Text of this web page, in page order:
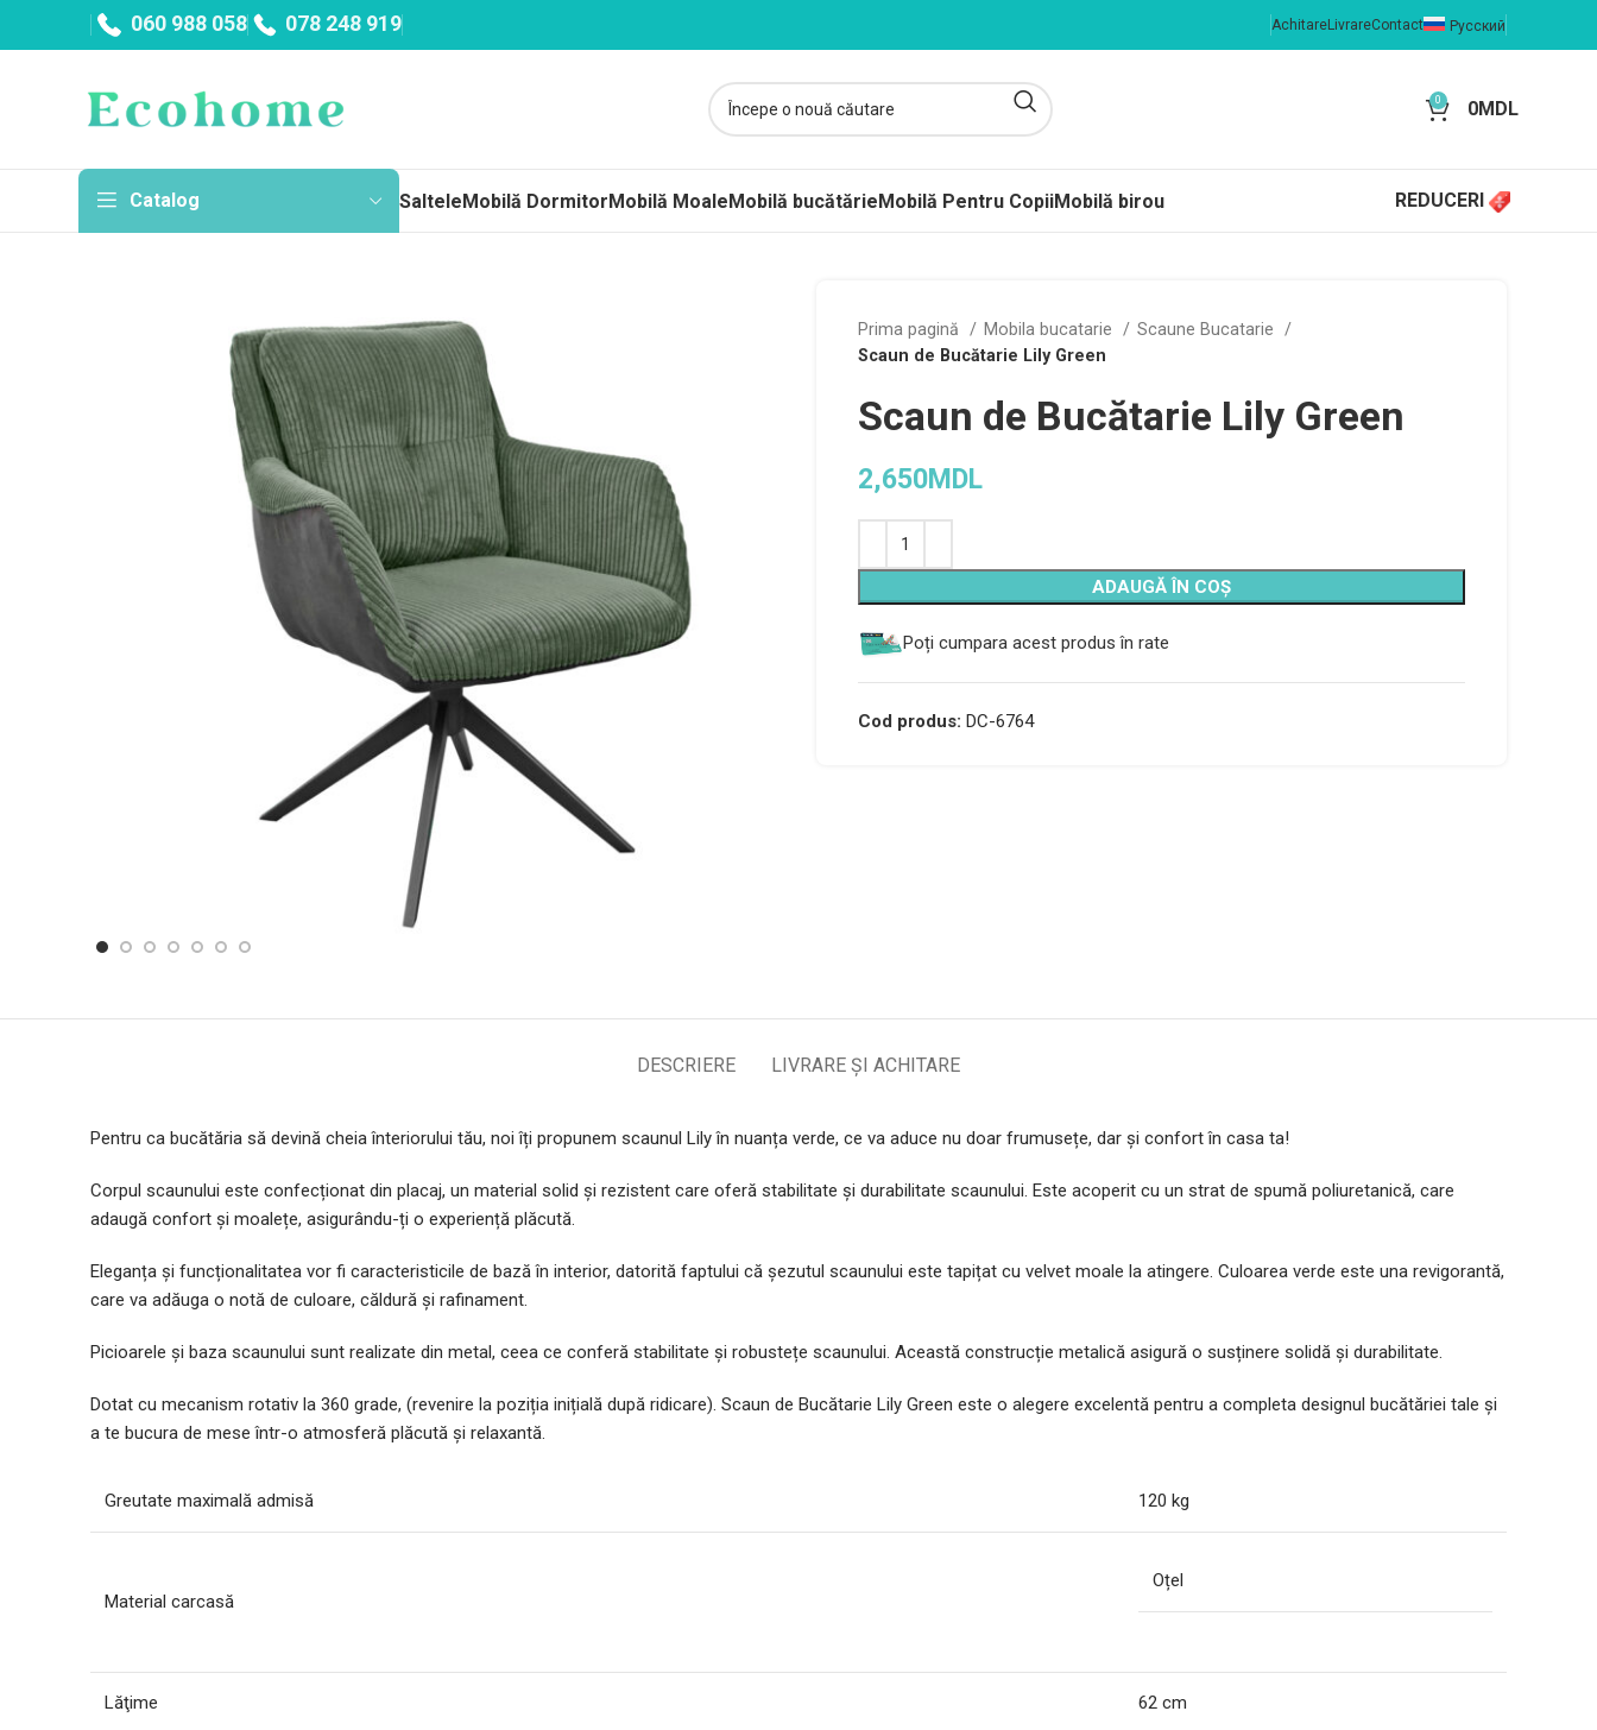
060 988 058 078 248 919 AchitareLivrareContact Русский
0 0MDL
Catalog
Fără arcuri
Arcuri Împachetate
Saltele Copii
SalteleMobilă DormitorMobilă MoaleMobilă bucătărieMobilă Pentru CopiiMobilă birou REDUCERI
Prima pagină Mobila bucatarie
Scaune Bucatarie
Scaun de Bucătarie Lily Green
Scaun de Bucătarie Lily Green
2,650MDL
ADAUGĂ ÎN COȘ
Alternative:
Poți cumpara acest produs în rate
Cod produs: DC-6764
DESCRIERE LIVRARE ȘI ACHITARE
Pentru ca bucătăria să devină cheia înteriorului tău, noi îți propunem scaunul Lily în nuanța verde, ce va aduce nu doar frumusețe, dar și confort în casa ta!
Corpul scaunului este confecționat din placaj, un material solid și rezistent care oferă stabilitate și durabilitate scaunului. Este acoperit cu un strat de spumă poliuretanică, care
adaugă confort și moalețe, asigurându-ți o experiență plăcută.
Eleganța și funcționalitatea vor fi caracteristicile de bază în interior, datorită faptului că șezutul scaunului este tapițat cu velvet moale la atingere. Culoarea verde este una revigorantă,
care va adăuga o notă de culoare, căldură și rafinament.
Picioarele și baza scaunului sunt realizate din metal, ceea ce conferă stabilitate și robustețe scaunului. Această construcție metalică asigură o susținere solidă și durabilitate.
Dotat cu mecanism rotativ la 360 grade, (revenire la poziția inițială după ridicare). Scaun de Bucătarie Lily Green este o alegere excelentă pentru a completa designul bucătăriei tale și
a te bucura de mese într-o atmosferă plăcută și relaxantă.
Greutate maximală admisă 120 kg
Material carcasă
Oțel
Lăţime 62 cm